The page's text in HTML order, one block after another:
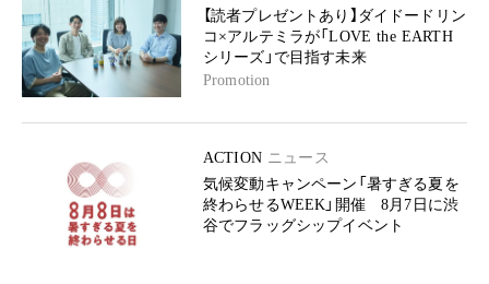
【読者プレゼントあり】ダイドードリン
コ×アルテミラが「LOVE the EARTH
シリーズ」で目指す未来
Promotion
ACTION ニュース
気候変動キャンペーン「暑すぎる夏を
終わらせるWEEK」開催 8月7日に渋
谷でフラッグシップイベント